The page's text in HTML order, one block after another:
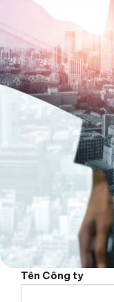
Tên Công ty